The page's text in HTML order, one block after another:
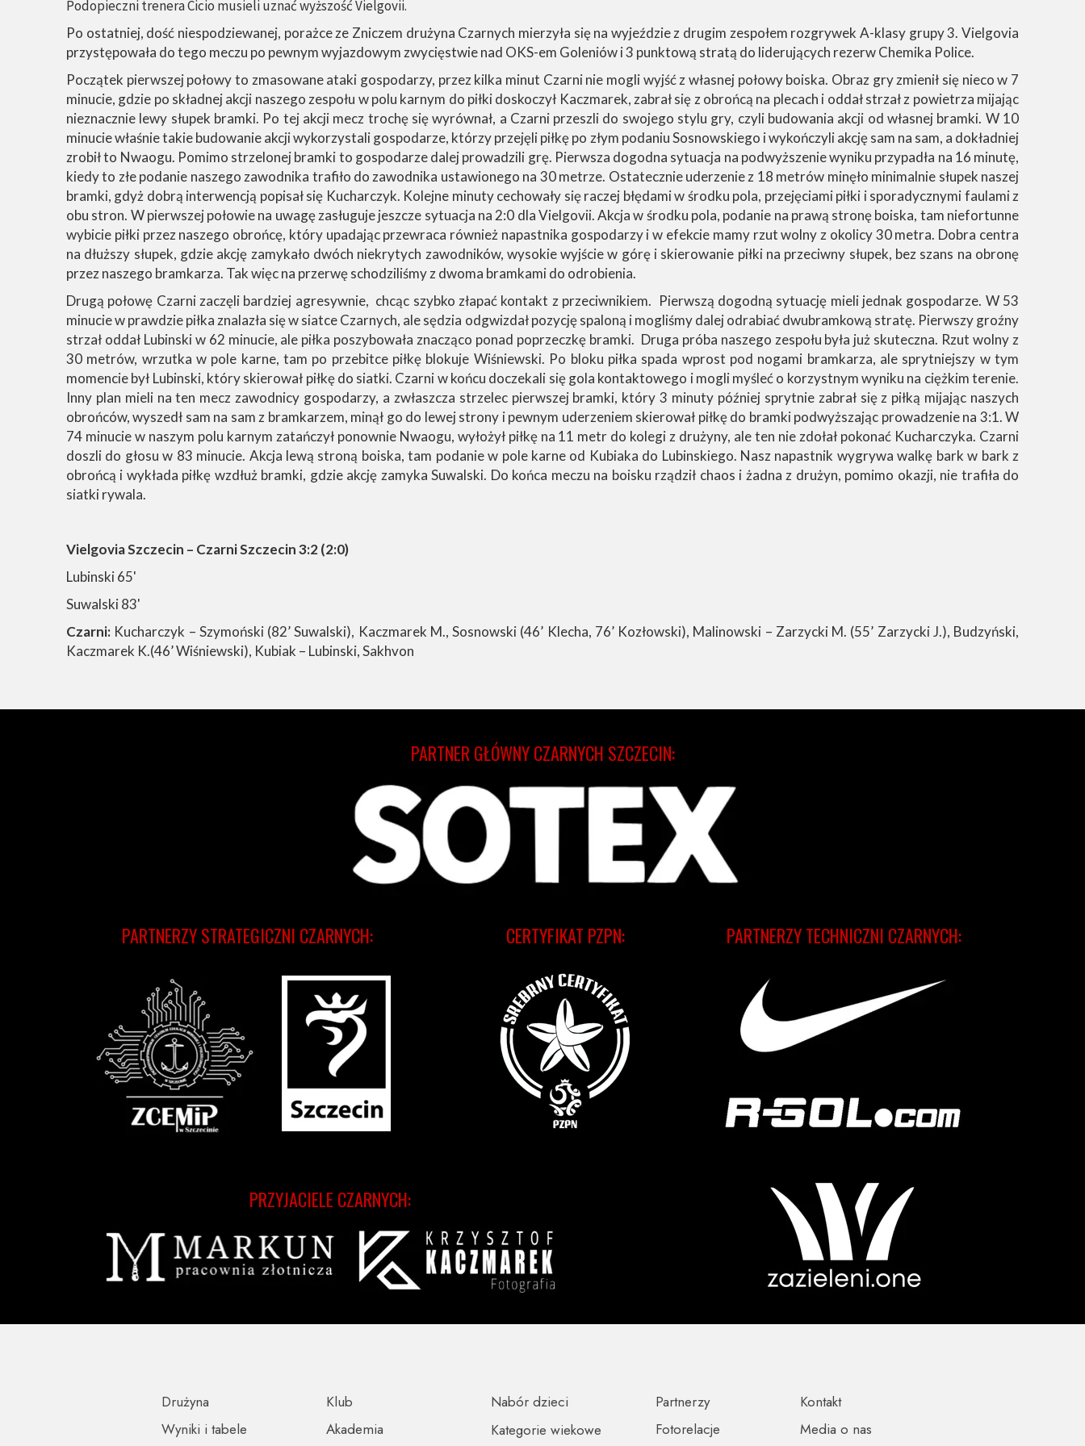
Podopieczni trenera Cicio musieli uznać wyższość Vielgovii.
Po ostatniej, dość niespodziewanej, porażce ze Zniczem drużyna Czarnych mierzyła się na wyjeździe z drugim zespołem rozgrywek A-klasy grupy 3. Vielgovia
przystępowała do tego meczu po pewnym wyjazdowym zwycięstwie nad OKS-em Goleniów i 3 punktową stratą do liderujących rezerw Chemika Police.
Początek pierwszej połowy to zmasowane ataki gospodarzy, przez kilka minut Czarni nie mogli wyjść z własnej połowy boiska. Obraz gry zmienił się nieco w 7
minucie, gdzie po składnej akcji naszego zespołu w polu karnym do piłki doskoczył Kaczmarek, zabrał się z obrońcą na plecach i oddał strzał z powietrza mijając
nieznacznie lewy słupek bramki. Po tej akcji mecz trochę się wyrównał, a Czarni przeszli do swojego stylu gry, czyli budowania akcji od własnej bramki. W 10
minucie właśnie takie budowanie akcji wykorzystali gospodarze, którzy przejęli piłkę po złym podaniu Sosnowskiego i wykończyli akcję sam na sam, a dokładniej
zrobił to Nwaogu. Pomimo strzelonej bramki to gospodarze dalej prowadzili grę. Pierwsza dogodna sytuacja na podwyższenie wyniku przypadła na 16 minutę,
kiedy to złe podanie naszego zawodnika trafiło do zawodnika ustawionego na 30 metrze. Ostatecznie uderzenie z 18 metrów minęło minimalnie słupek naszej
bramki, gdyż dobrą interwencją popisał się Kucharczyk. Kolejne minuty cechowały się raczej błędami w środku pola, przejęciami piłki i sporadycznymi faulami z
obu stron. W pierwszej połowie na uwagę zasługuje jeszcze sytuacja na 2:0 dla Vielgovii. Akcja w środku pola, podanie na prawą stronę boiska, tam niefortunne
wybicie piłki przez naszego obrońcę, który upadając przewraca również napastnika gospodarzy i w efekcie mamy rzut wolny z okolicy 30 metra. Dobra centra
na dłuższy słupek, gdzie akcję zamykało dwóch niekrytych zawodników, wysokie wyjście w górę i skierowanie piłki na przeciwny słupek, bez szans na obronę
przez naszego bramkarza. Tak więc na przerwę schodziliśmy z dwoma bramkami do odrobienia.
Drugą połowę Czarni zaczęli bardziej agresywnie, chcąc szybko złapać kontakt z przeciwnikiem. Pierwszą dogodną sytuację mieli jednak gospodarze. W 53
minucie w prawdzie piłka znalazła się w siatce Czarnych, ale sędzia odgwizdał pozycję spaloną i mogliśmy dalej odrabiać dwubramkową stratę. Pierwszy groźny
strzał oddał Lubinski w 62 minucie, ale piłka poszybowała znacząco ponad poprzeczkę bramki. Druga próba naszego zespołu była już skuteczna. Rzut wolny z
30 metrów, wrzutka w pole karne, tam po przebitce piłkę blokuje Wiśniewski. Po bloku piłka spada wprost pod nogami bramkarza, ale sprytniejszy w tym
momencie był Lubinski, który skierował piłkę do siatki. Czarni w końcu doczekali się gola kontaktowego i mogli myśleć o korzystnym wyniku na ciężkim terenie.
Inny plan mieli na ten mecz zawodnicy gospodarzy, a zwłaszcza strzelec pierwszej bramki, który 3 minuty później sprytnie zabrał się z piłką mijając naszych
obrońców, wyszedł sam na sam z bramkarzem, minął go do lewej strony i pewnym uderzeniem skierował piłkę do bramki podwyższając prowadzenie na 3:1. W
74 minucie w naszym polu karnym zatańczył ponownie Nwaogu, wyłożył piłkę na 11 metr do kolegi z drużyny, ale ten nie zdołał pokonać Kucharczyka. Czarni
doszli do głosu w 83 minucie. Akcja lewą stroną boiska, tam podanie w pole karne od Kubiaka do Lubinskiego. Nasz napastnik wygrywa walkę bark w bark z
obrońcą i wykłada piłkę wzdłuż bramki, gdzie akcję zamyka Suwalski. Do końca meczu na boisku rządził chaos i żadna z drużyn, pomimo okazji, nie trafiła do
siatki rywala.
Vielgovia Szczecin – Czarni Szczecin 3:2 (2:0)
Lubinski 65'
Suwalski 83'
Czarni: Kucharczyk – Szymoński (82’ Suwalski), Kaczmarek M., Sosnowski (46’ Klecha, 76’ Kozłowski), Malinowski – Zarzycki M. (55’ Zarzycki J.), Budzyński,
Kaczmarek K.(46’ Wiśniewski), Kubiak – Lubinski, Sakhvon
CERTYFIKAT PZPN:
PRZYJACIELE CZARNYCH:
PARTNERZY TECHNICZNI CZARNYCH:
PARTNERZY STRATEGICZNI CZARNYCH:
PARTNER GŁÓWNY CZARNYCH SZCZECIN:
Partnerzy
Nabór dzieci
Wyniki i tabele
Fotorelacje
Kontakt
Media o nas
Kategorie wiekowe
Drużyna
Akademia
Klub